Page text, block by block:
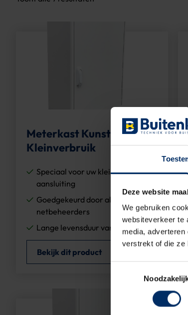
Deze website
We gebruiken
websiteverkeer te
media,
verstrekt of die ze
Toestemmingsselectie
Meterkast Kunststof
Kleinverbruik
Speciaal voor uw kleinverbruik
aansluiting
Goedgekeurd door alle
netbeheerders
Lange levensduur van +20 jaar
Bekijk dit product